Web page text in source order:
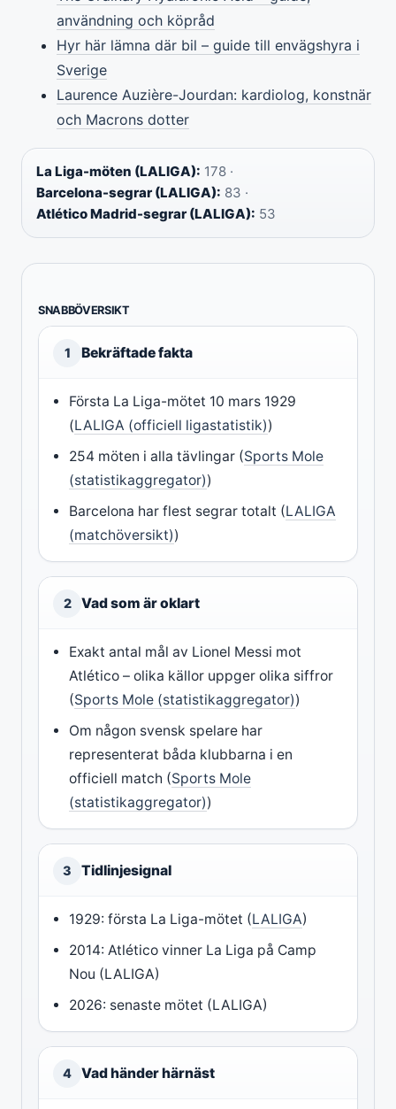
användning och köpråd
Hyr här lämna där bil – guide till envägshyra i
Sverige
Laurence Auzière-Jourdan: kardiolog, konstnär
och Macrons dotter
La Liga-möten (LALIGA): 178 ·
Barcelona-segrar (LALIGA): 83 ·
Atlético Madrid-segrar (LALIGA): 53
SNABBÖVERSIKT
1 Bekräftade fakta
Första La Liga-mötet 10 mars 1929
(LALIGA (officiell ligastatistik))
254 möten i alla tävlingar (Sports Mole
(statistikaggregator))
Barcelona har flest segrar totalt (LALIGA
(matchöversikt))
2 Vad som är oklart
Exakt antal mål av Lionel Messi mot
Atlético – olika källor uppger olika siffror
(Sports Mole (statistikaggregator))
Om någon svensk spelare har
representerat båda klubbarna i en
officiell match (Sports Mole
(statistikaggregator))
3 Tidlinjesignal
1929: första La Liga-mötet (LALIGA)
2014: Atlético vinner La Liga på Camp
Nou (LALIGA)
2026: senaste mötet (LALIGA)
4 Vad händer härnäst